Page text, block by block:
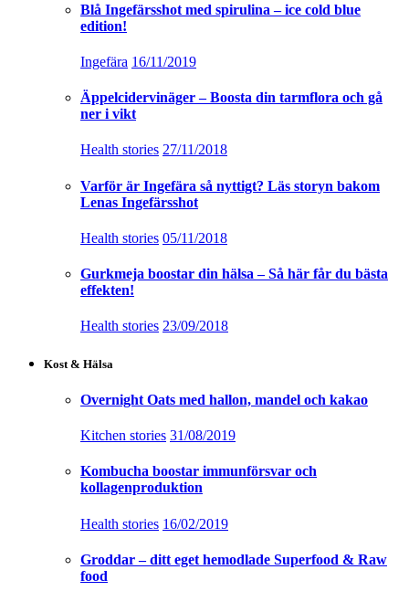
Blå Ingefärsshot med spirulina – ice cold blue
edition!
Ingefära 16/11/2019
Äppelcidervinäger – Boosta din tarmflora och gå
ner i vikt
Health stories 27/11/2018
Varför är Ingefära så nyttigt? Läs storyn bakom
Lenas Ingefärsshot
Health stories 05/11/2018
Gurkmeja boostar din hälsa – Så här får du bästa
effekten!
Health stories 23/09/2018
Kost & Hälsa
Overnight Oats med hallon, mandel och kakao
Kitchen stories 31/08/2019
Kombucha boostar immunförsvar och
kollagenproduktion
Health stories 16/02/2019
Groddar – ditt eget hemodlade Superfood & Raw
food